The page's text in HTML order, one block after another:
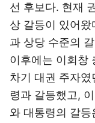
선 후보다. 현재
상 갈등이 있어
과 상당 수준의
이후에는 이회창
차기 대권 주자
령과 갈등했고,
와 대통령의 갈